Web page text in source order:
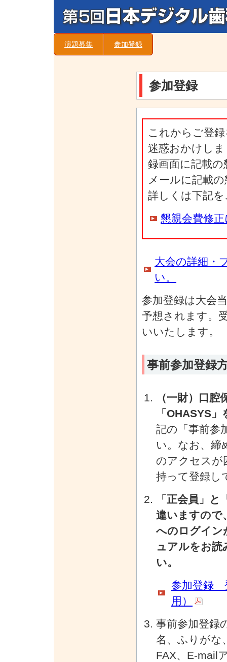
演題募集 参加登録
参加登録
これからご登
迷惑おかけし
録画面に記載の
メールに記載
詳しくは下記
懇親会費修
大会の詳細・
い。
参加登録は大会
予想されます。
いいたします。
事前参加登録
（一財）口
「OHASYS
記の「事前参
い。なお、締
のアクセスが
持って登録し
「正会員」
違いますので
へのログイン
ュアルをお読
い。
参加登録
用）
事前参加登録
名、ふりがな
FAX、E-mail